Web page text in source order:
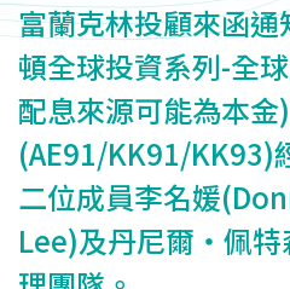
富蘭克林投顧來函
頓全球投資系列-全
配息來源可能為本金)
(AE91/KK91/KK93)
二位成員李名媛
Lee)及丹尼爾‧佩